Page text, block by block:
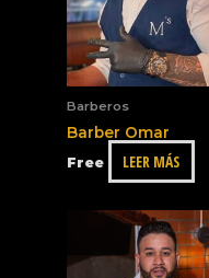
Barberos
Barber Omar
Free LEER MÁS